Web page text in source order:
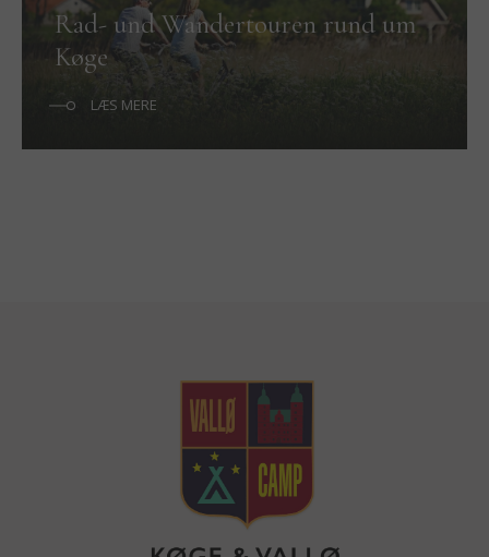
Rad- und Wandertouren rund um
Køge
LÆS MERE